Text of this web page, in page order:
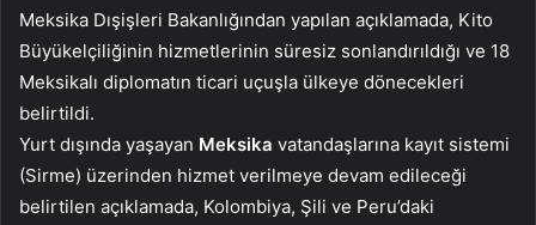
Meksika Dışişleri Bakanlığından yapılan açıklamada, Kito
Büyükelçiliğinin hizmetlerinin süresiz sonlandırıldığı ve 18
Meksikalı diplomatın ticari uçuşla ülkeye dönecekleri
belirtildi.
Yurt dışında yaşayan Meksika vatandaşlarına kayıt sistemi
(Sirme) üzerinden hizmet verilmeye devam edileceği
belirtilen açıklamada, Kolombiya, Şili ve Peru’daki